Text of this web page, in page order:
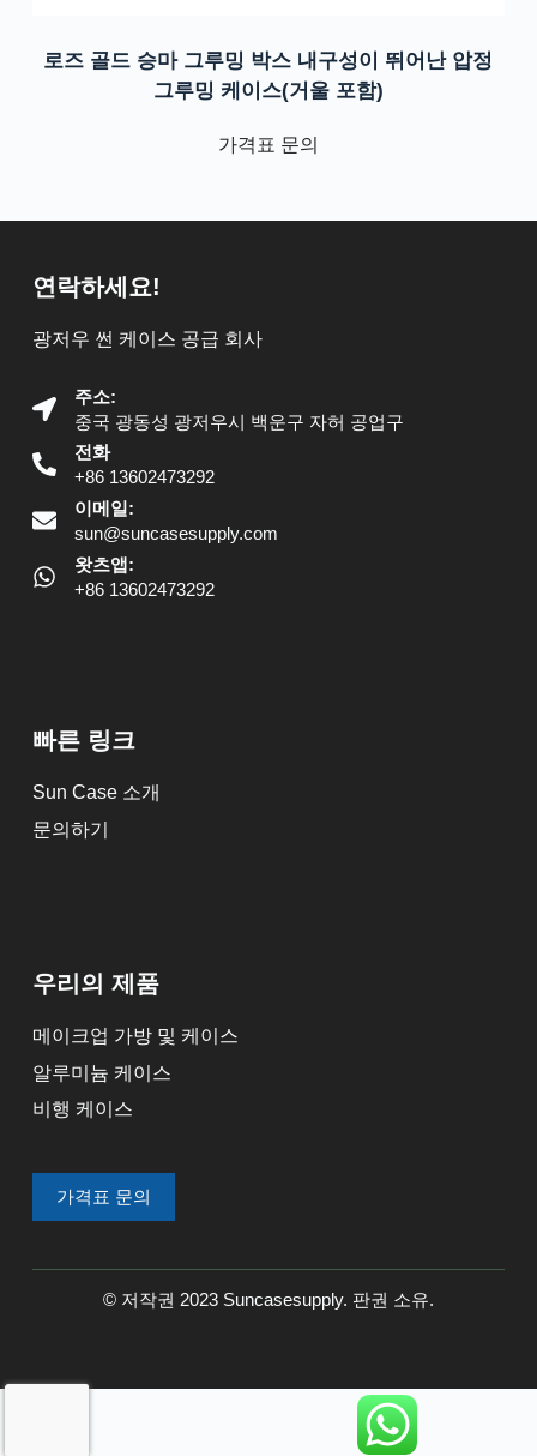
로즈 골드 승마 그루밍 박스 내구성이 뛰어난 압정
그루밍 케이스(거울 포함)
가격표 문의
연락하세요!
광저우 썬 케이스 공급 회사
주소:
중국 광동성 광저우시 백운구 자허 공업구
전화
+86 13602473292
이메일:
sun@suncasesupply.com
왓츠앱:
+86 13602473292
빠른 링크
Sun Case 소개
문의하기
우리의 제품
메이크업 가방 및 케이스
알루미늄 케이스
비행 케이스
가격표 문의
© 저작권 2023 Suncasesupply. 판권 소유.